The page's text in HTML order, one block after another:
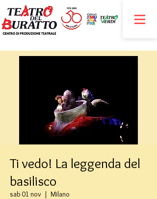
Ti vedo! La leggenda del
basilisco
sab 01 nov
  |
Milano